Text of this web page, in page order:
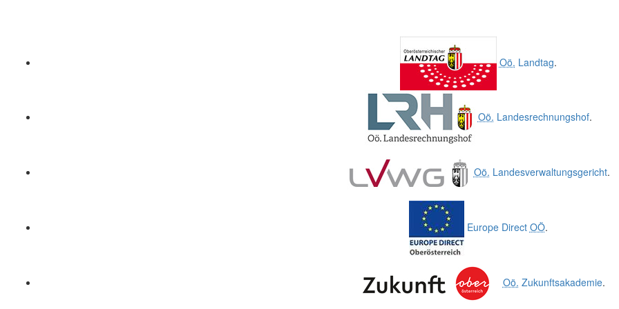
Oö. Landtag.
Oö. Landesrechnungshof.
Oö. Landesverwaltungsgericht.
Europe Direct OÖ.
Oö. Zukunftsakademie.